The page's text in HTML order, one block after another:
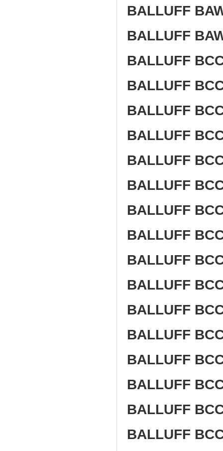
BALLUFF
BALLUFF
BALLUFF
BALLUFF
BALLUFF
BALLUFF
BALLUFF
BALLUFF
BALLUFF
BALLUFF
BALLUFF
BALLUFF
BALLUFF
BALLUFF
BALLUFF
BALLUFF
BALLUFF
BALLUFF